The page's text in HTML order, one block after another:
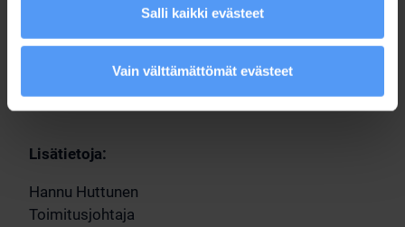
Salli kaikki evästeet
Vain välttämättömät evästeet
Oulussa, 8.2.2022
Hannu Huttunen
Toimitusjohtaja
Lisätietoja:
Hannu Huttunen
Toimitusjohtaja